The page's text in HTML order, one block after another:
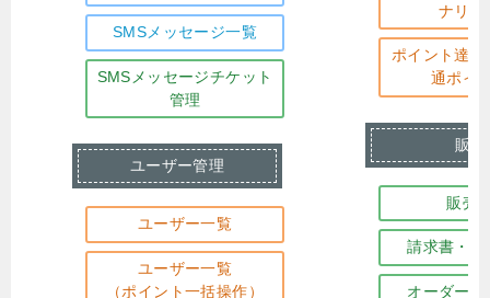
SMSメッセージ一覧
SMSメッセージチケット
管理
ユーザー管理
ユーザー一覧
ユーザー一覧
（ポイント一括操作）
ナリオ
ポイント達
通ポイ
販売
販売
請求書・領
オーダー